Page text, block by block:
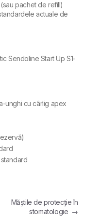
pachet de refill)
actuale de
Sendoline Start Up S1-
unghi cu cârlig apex
Măștile de protecție în
stomatologie →